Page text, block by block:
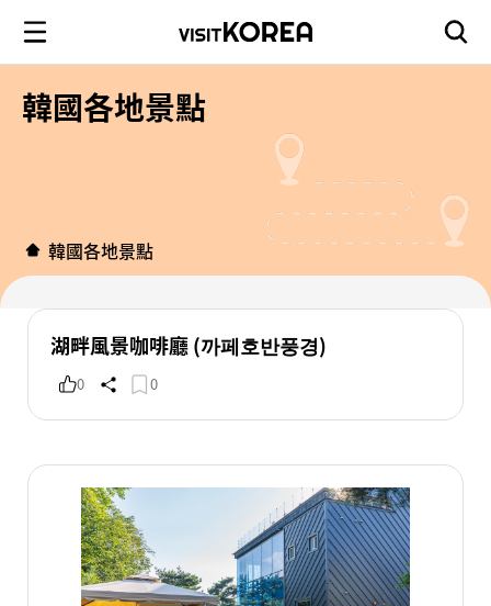
韓國各地景點
韓國各地景點
湖畔風景咖啡廳 (까페호반풍경)
0 0